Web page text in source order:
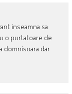
inseamna sa
o purtatoare de
domnisoara dar